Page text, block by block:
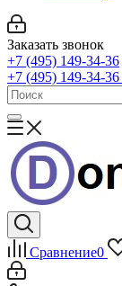
Заказать звонок
+7 (495) 149-34-36
+7 (495) 149-34-36
Сравнение0